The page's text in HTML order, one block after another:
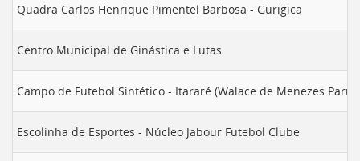
Quadra Carlos Henrique Pimentel Barbosa - Gurigica
Centro Municipal de Ginástica e Lutas
Campo de Futebol Sintético - Itararé (Walace de Menezes
Escolinha de Esportes - Núcleo Jabour Futebol Clube